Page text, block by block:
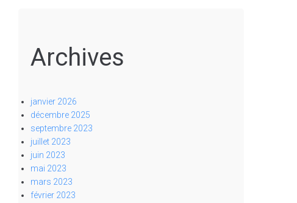
Archives
janvier 2026
décembre 2025
septembre 2023
juillet 2023
juin 2023
mai 2023
mars 2023
février 2023